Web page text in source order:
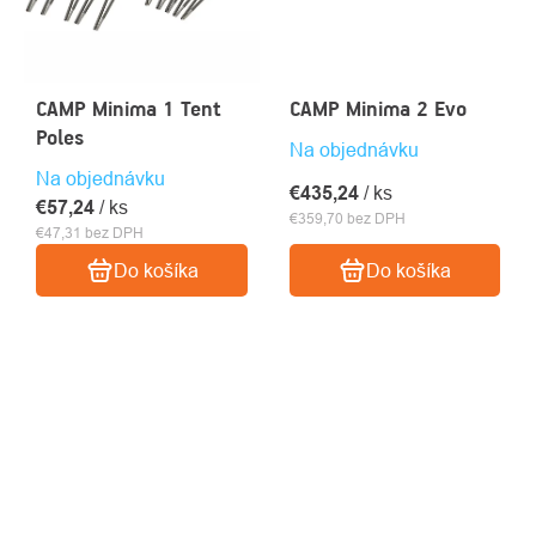
CAMP Minima 1 Tent
Poles
Na objednávku
€47,31 bez DPH
€57,24 / ks
Do košíka
CAMP Minima 2 Evo
Na objednávku
€359,70 bez DPH
€435,24 / ks
Do košíka